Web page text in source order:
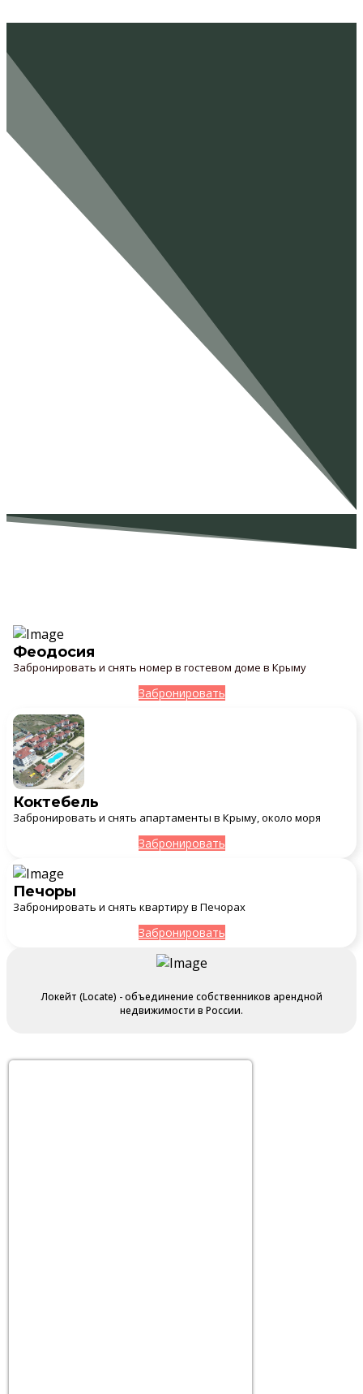
Феодосия
Забронировать и снять номер в гостевом доме в Крыму
Забронировать
Коктебель
Забронировать и снять апартаменты в Крыму, около моря
Забронировать
Печоры
Забронировать и снять квартиру в Печорах
Забронировать
Локейт (Locate) - объединение собственников арендной
недвижимости в России.